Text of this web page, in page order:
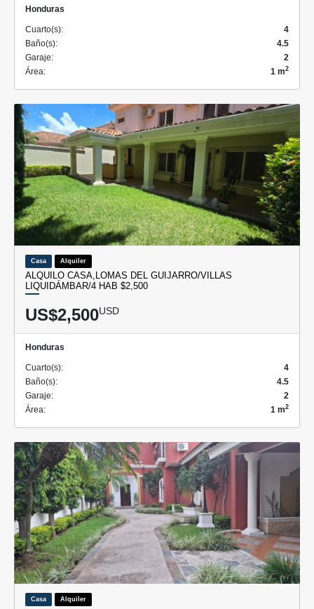
Honduras
Cuarto(s):
4
Baño(s):
4.5
Garaje:
2
Área:
1 m2
Casa Alquiler
ALQUILO CASA,LOMAS DEL GUIJARRO/VILLAS
LIQUIDÁMBAR/4 HAB $2,500
US$2,500USD
Honduras
Cuarto(s):
4
Baño(s):
4.5
Garaje:
2
Área:
1 m2
Casa Alquiler